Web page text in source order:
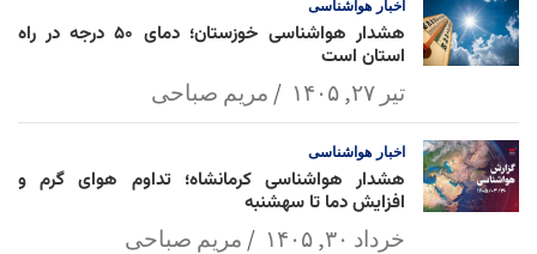
اخبار هواشناسی
هشدار هواشناسی خوزستان؛ دمای ۵۰ درجه در راه
استان است
تیر ۲۷, ۱۴۰۵ مریم صباحی
اخبار هواشناسی
هشدار هواشناسی کرمانشاه؛ تداوم هوای گرم و
افزایش دما تا سهشنبه
خرداد ۳۰, ۱۴۰۵ مریم صباحی